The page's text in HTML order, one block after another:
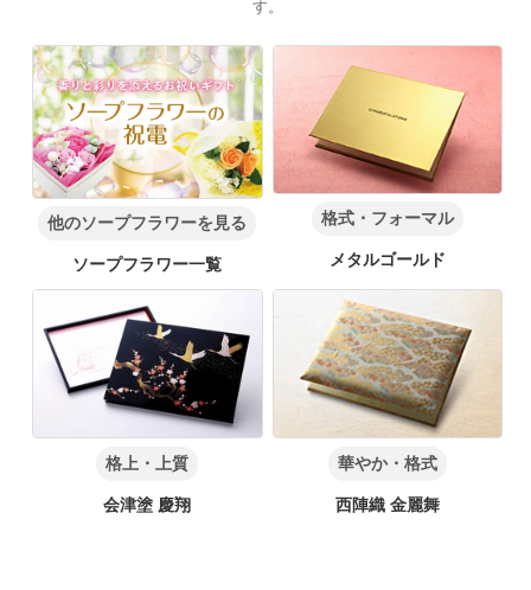
す。
他のソープフラワーを見る
ソープフラワー一覧
格式・フォーマル
メタルゴールド
格上・上質
会津塗 慶翔
華やか・格式
西陣織 金麗舞